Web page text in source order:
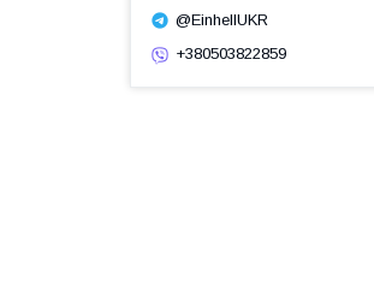
@EinhellUKR
+380503822859